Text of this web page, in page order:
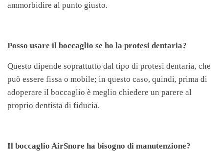
ammorbidire al punto giusto.
Posso usare il boccaglio se ho la protesi dentaria?
Questo dipende soprattutto dal tipo di protesi dentaria, che
può essere fissa o mobile; in questo caso, quindi, prima di
adoperare il boccaglio è meglio chiedere un parere al
proprio dentista di fiducia.
Il boccaglio AirSnore ha bisogno di manutenzione?